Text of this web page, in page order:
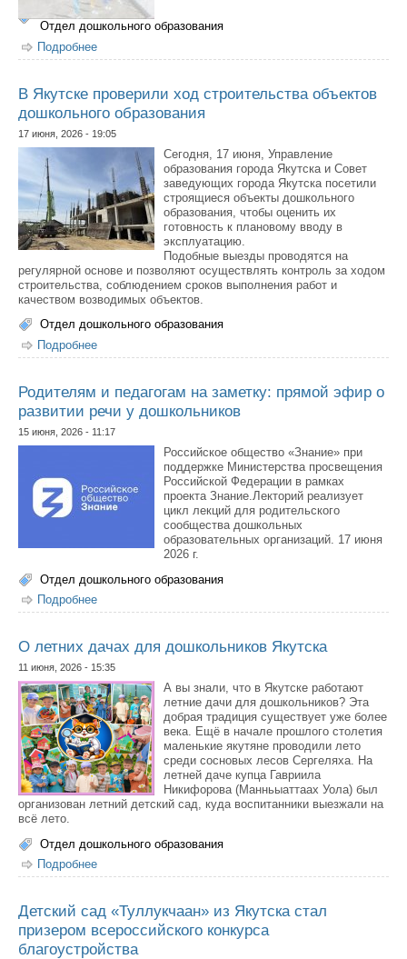
Отдел дошкольного образования
Подробнее
группы на 2026-2027 учебный год
В Якутске проверили ход строительства объектов
дошкольного образования
17 июня, 2026 - 19:05
Сегодня, 17 июня, Управление
образования города Якутска и Совет
заведующих города Якутска посетили
строящиеся объекты дошкольного
образования, чтобы оценить их
готовность к плановому вводу в
эксплуатацию.
Подобные выезды проводятся на
регулярной основе и позволяют осуществлять контроль за ходом
строительства, соблюдением сроков выполнения работ и
качеством возводимых объектов.
Отдел дошкольного образования
Подробнее
дошкольного образования
Родителям и педагогам на заметку: прямой эфир о
развитии речи у дошкольников
15 июня, 2026 - 11:17
Российское общество «Знание» при
поддержке Министерства просвещения
Российской Федерации в рамках
проекта Знание.Лекторий реализует
цикл лекций для родительского
сообщества дошкольных
образовательных организаций. 17 июня
2026 г.
Отдел дошкольного образования
Подробнее
развитии речи у дошкольников
О летних дачах для дошкольников Якутска
11 июня, 2026 - 15:35
А вы знали, что в Якутске работают
летние дачи для дошкольников? Эта
добрая традиция существует уже более
века. Ещё в начале прошлого столетия
маленькие якутяне проводили лето
среди сосновых лесов Сергеляха. На
летней даче купца Гавриила
Никифорова (Манньыаттаах Уола) был
организован летний детский сад, куда воспитанники выезжали на
всё лето.
Отдел дошкольного образования
Подробнее
Детский сад «Туллукчаан» из Якутска стал
призером всероссийского конкурса
благоустройства